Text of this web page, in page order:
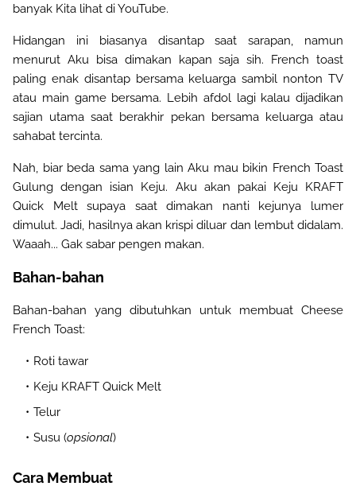
banyak Kita lihat di YouTube.
Hidangan ini biasanya disantap saat sarapan, namun
menurut Aku bisa dimakan kapan saja sih. French toast
paling enak disantap bersama keluarga sambil nonton TV
atau main game bersama. Lebih afdol lagi kalau dijadikan
sajian utama saat berakhir pekan bersama keluarga atau
sahabat tercinta.
Nah, biar beda sama yang lain Aku mau bikin French Toast
Gulung dengan isian Keju. Aku akan pakai Keju KRAFT
Quick Melt supaya saat dimakan nanti kejunya lumer
dimulut. Jadi, hasilnya akan krispi diluar dan lembut didalam.
Waaah... Gak sabar pengen makan.
Bahan-bahan
Bahan-bahan yang dibutuhkan untuk membuat Cheese
French Toast:
Roti tawar
Keju KRAFT Quick Melt
Telur
Susu (opsional)
Cara Membuat